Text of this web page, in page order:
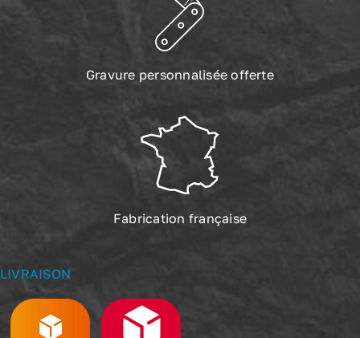
Gravure personnalisée offerte
Fabrication française
LIVRAISON